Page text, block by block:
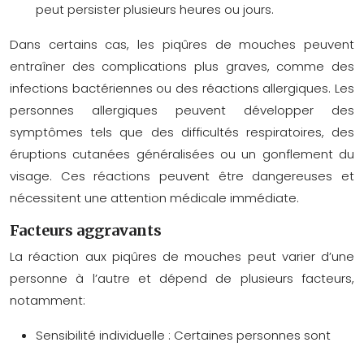
peut persister plusieurs heures ou jours.
Dans certains cas, les piqûres de mouches peuvent
entraîner des complications plus graves, comme des
infections bactériennes ou des réactions allergiques. Les
personnes allergiques peuvent développer des
symptômes tels que des difficultés respiratoires, des
éruptions cutanées généralisées ou un gonflement du
visage. Ces réactions peuvent être dangereuses et
nécessitent une attention médicale immédiate.
Facteurs aggravants
La réaction aux piqûres de mouches peut varier d’une
personne à l’autre et dépend de plusieurs facteurs,
notamment:
Sensibilité individuelle : Certaines personnes sont